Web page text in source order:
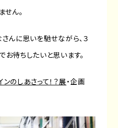
せん。
んに思いを馳せながら、３
待ちしたいと思います。
のしあさって！？展・企画